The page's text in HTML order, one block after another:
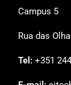
Campus 5
Rua das
Tel: +351